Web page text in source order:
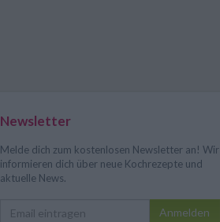
Newsletter
Melde dich zum kostenlosen Newsletter an! Wir
informieren dich über neue Kochrezepte und
aktuelle News.
Anmelden